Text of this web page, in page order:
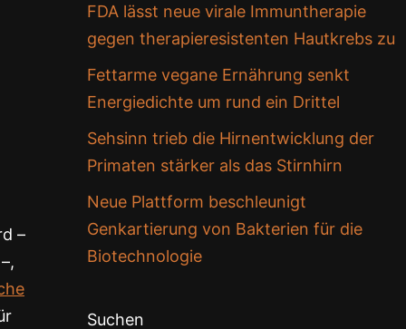
–
FDA lässt neue virale Immuntherapie
gegen therapieresistenten Hautkrebs zu
Fettarme vegane Ernährung senkt
Energiedichte um rund ein Drittel
Sehsinn trieb die Hirnentwicklung der
Primaten stärker als das Stirnhirn
Neue Plattform beschleunigt
Genkartierung von Bakterien für die
Biotechnologie
Suchen